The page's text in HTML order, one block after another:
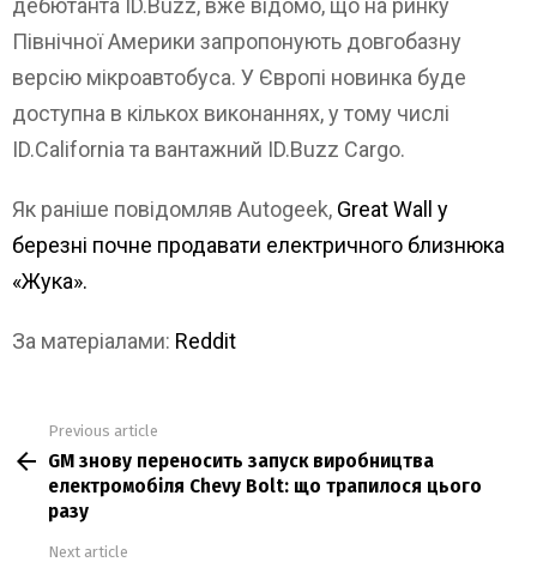
Північної Америки запропонують довгобазну
версію мікроавтобуса. У Європі новинка буде
доступна в кількох виконаннях, у тому числі
ID.California та вантажний ID.Buzz Cargo.
Як раніше повідомляв Autogeek, Great Wall у
березні почне продавати електричного близнюка
«Жука».
За матеріалами: Reddit
more
Previous article
GM знову переносить запуск виробництва
електромобіля Chevy Bolt: що трапилося цього
разу
Next article